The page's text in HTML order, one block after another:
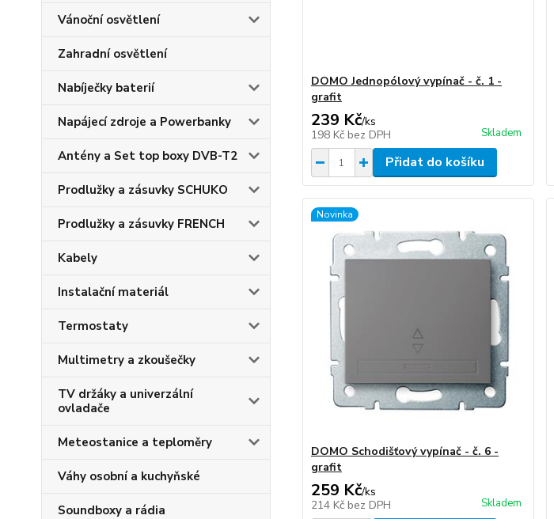
Vánoční osvětlení
Zahradní osvětlení
Nabíječky baterií
Napájecí zdroje a Powerbanky
Antény a Set top boxy DVB-T2
Prodlužky a zásuvky SCHUKO
Prodlužky a zásuvky FRENCH
Kabely
Instalační materiál
Termostaty
Multimetry a zkoušečky
TV držáky a univerzální
ovladače
Meteostanice a teploměry
Váhy osobní a kuchyňské
Soundboxy a rádia
DOMO Jednopólový vypínač - č. 1 -
grafit
239 Kč/ks
198 Kč bez DPH Skladem
Přidat do košíku
Novinka
DOMO Schodišťový vypínač - č. 6 -
grafit
259 Kč/ks
214 Kč bez DPH Skladem